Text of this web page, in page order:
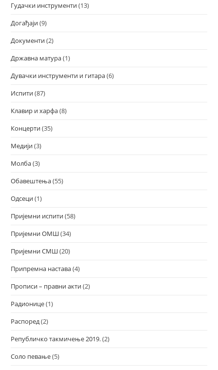
Гудачки инструменти(13)
Догађаји(9)
Документи(2)
Државна матура(1)
Дувачки инструменти и гитара(6)
Испити(87)
Клавир и харфа(8)
Концерти(35)
Медији(3)
Молба(3)
Обавештења(55)
Одсеци(1)
Пријемни испити(58)
Пријемни ОМШ(34)
Пријемни СМШ(20)
Припремна настава(4)
Прописи – правни акти(2)
Радионице(1)
Распоред(2)
Републичко такмичење 2019.(2)
Соло певање(5)